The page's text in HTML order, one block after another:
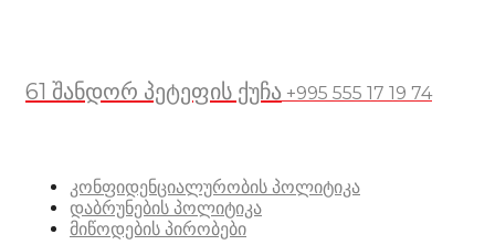
61 შანდორ პეტეფის ქუჩა +995 555 17 19 74
კონფიდენციალურობის პოლიტიკა
დაბრუნების პოლიტიკა
მიწოდების პირობები